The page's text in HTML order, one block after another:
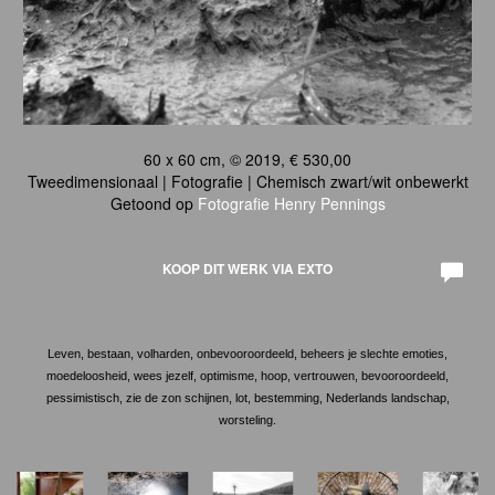
60 x 60 cm, © 2019, € 530,00
Tweedimensionaal | Fotografie | Chemisch zwart/wit onbewerkt
Getoond op Fotografie Henry Pennings
KOOP DIT WERK VIA EXTO
Leven, bestaan, volharden, onbevooroordeeld, beheers je slechte emoties,
moedeloosheid, wees jezelf, optimisme, hoop, vertrouwen, bevooroordeeld,
pessimistisch, zie de zon schijnen, lot, bestemming, Nederlands landschap,
worsteling.